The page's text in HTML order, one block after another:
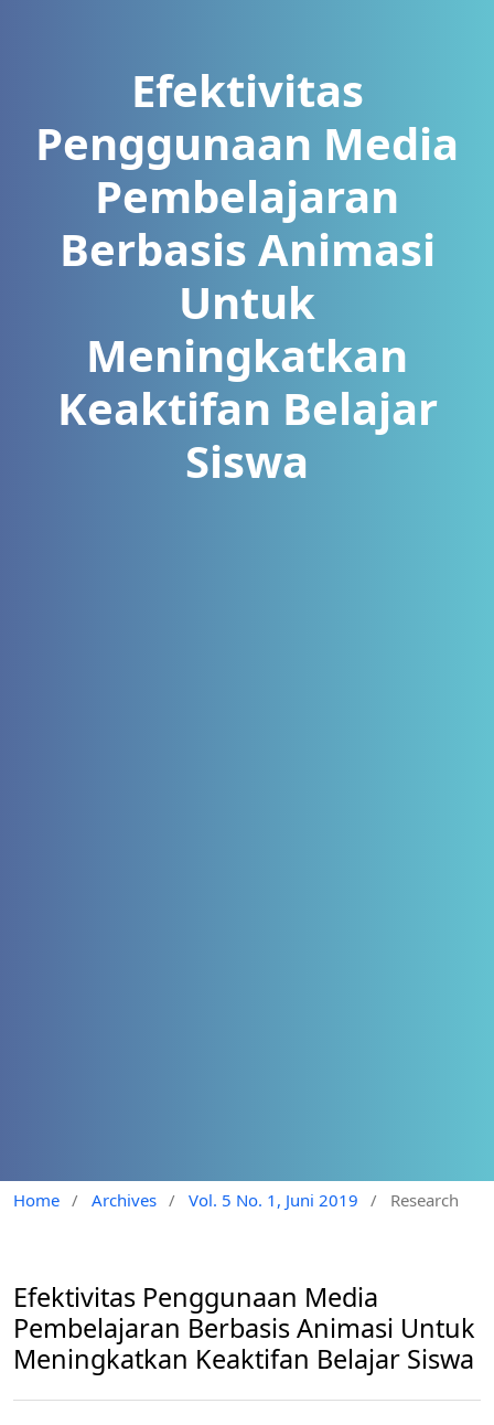
Efektivitas
Penggunaan Media
Pembelajaran
Berbasis Animasi
Untuk
Meningkatkan
Keaktifan Belajar
Siswa
Home / Archives / Vol. 5 No. 1, Juni 2019 / Research
Efektivitas Penggunaan Media
Pembelajaran Berbasis Animasi Untuk
Meningkatkan Keaktifan Belajar Siswa